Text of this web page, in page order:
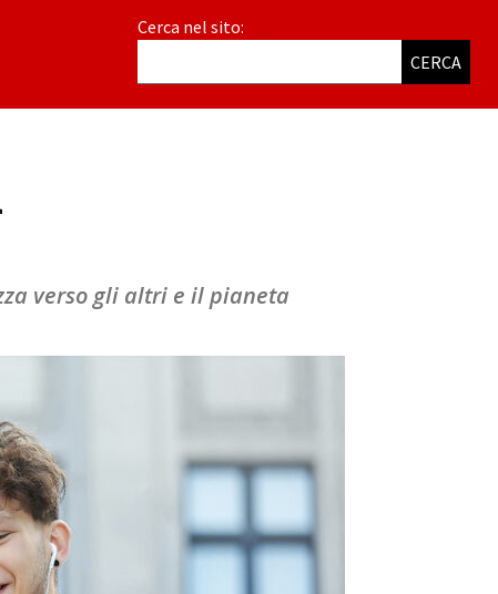
Cerca nel sito:
CERCA
verso gli altri e il pianeta